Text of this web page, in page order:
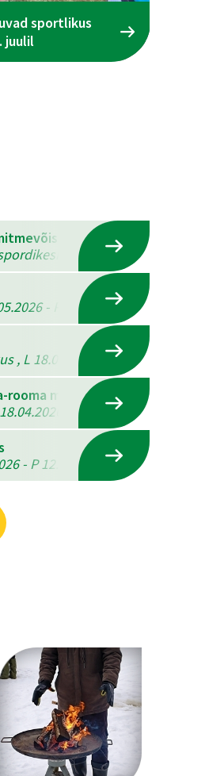
sportlikus
juulil
, K 22.07.2026 - N
- P 17.05.2026
L 18.04.2026 - P 19.04.2026
maadluses,
- P 12.04.2026